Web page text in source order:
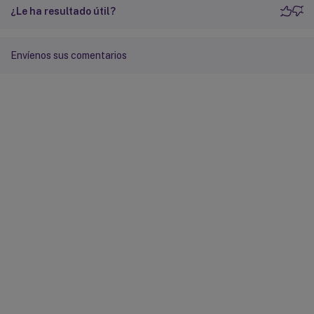
¿Le ha resultado útil?
Envíenos sus comentarios